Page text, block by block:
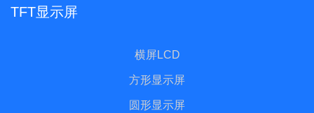
TFT显示屏
横屏LCD
方形显示屏
圆形显示屏